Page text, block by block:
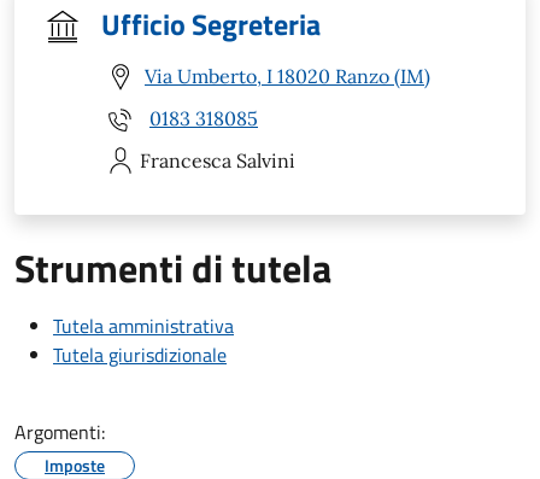
Ufficio Segreteria
Via Umberto, I 18020 Ranzo (IM)
0183 318085
Francesca Salvini
Strumenti di tutela
Tutela amministrativa
Tutela giurisdizionale
Argomenti:
Imposte